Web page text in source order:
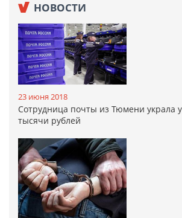
НОВОСТИ
23 июня 2018
Сотрудница почты из Тюмени украла
тысячи рублей